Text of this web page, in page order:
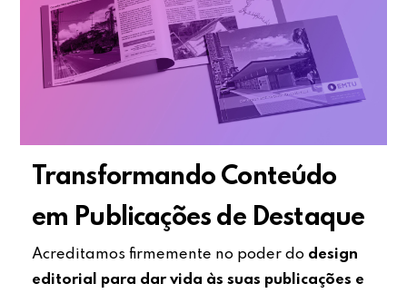
Transformando Conteúdo
em Publicações de Destaque
Acreditamos firmemente no poder do design
editorial para dar vida às suas publicações e